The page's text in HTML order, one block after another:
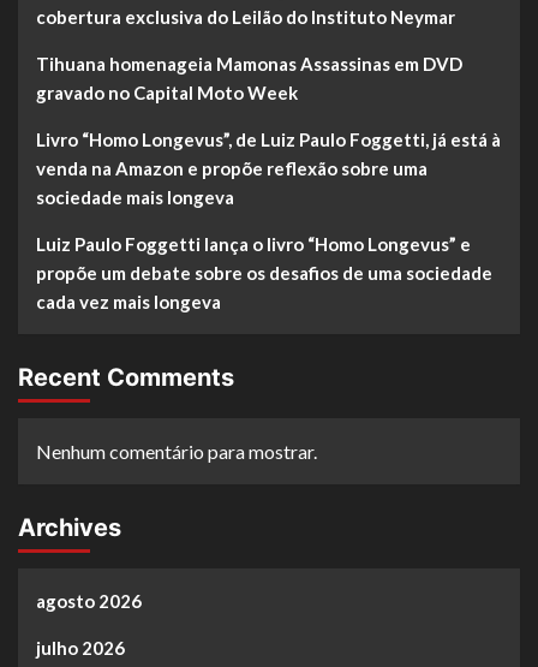
cobertura exclusiva do Leilão do Instituto Neymar
Tihuana homenageia Mamonas Assassinas em DVD
gravado no Capital Moto Week
Livro “Homo Longevus”, de Luiz Paulo Foggetti, já está à
venda na Amazon e propõe reflexão sobre uma
sociedade mais longeva
Luiz Paulo Foggetti lança o livro “Homo Longevus” e
propõe um debate sobre os desafios de uma sociedade
cada vez mais longeva
Recent Comments
Nenhum comentário para mostrar.
Archives
agosto 2026
julho 2026